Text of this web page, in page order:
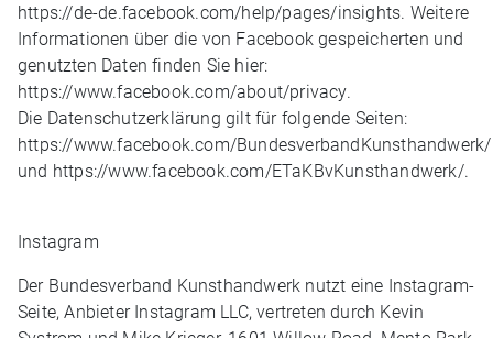
https://de-de.facebook.com/help/pages/insights. Weitere
Informationen über die von Facebook gespeicherten und
genutzten Daten finden Sie hier:
https://www.facebook.com/about/privacy.
Die Datenschutzerklärung gilt für folgende Seiten:
https://www.facebook.com/BundesverbandKunsthandwerk/
und https://www.facebook.com/ETaKBvKunsthandwerk/.
Instagram
Der Bundesverband Kunsthandwerk nutzt eine Instagram-
Seite, Anbieter Instagram LLC, vertreten durch Kevin